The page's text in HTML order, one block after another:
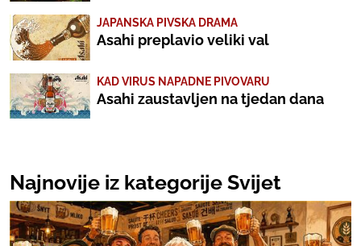
JAPANSKA PIVSKA DRAMA
Asahi preplavio veliki val
KAD VIRUS NAPADNE PIVOVARU
Asahi zaustavljen na tjedan dana
Najnovije iz kategorije Svijet